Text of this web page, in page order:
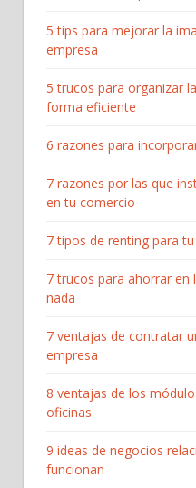
5 tips para mejorar la
empresa
5 trucos para organizar
forma eficiente
6 razones para
7 razones por las que
en tu comercio
7 tipos de renting para
7 trucos para ahorrar en
nada
7 ventajas de contratar
empresa
8 ventajas de los
oficinas
9 ideas de negocios
funcionan